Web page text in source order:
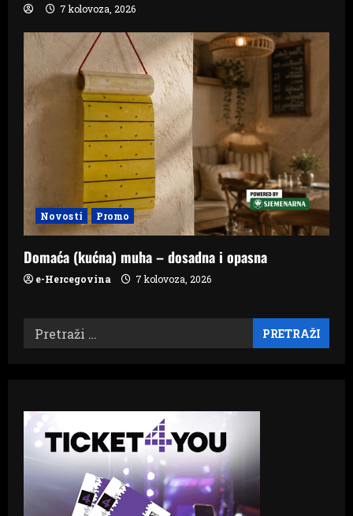
7 kolovoza, 2026
Novosti Promo
Domaća (kućna) muha – dosadna i opasna
e-Hercegovina 7 kolovoza, 2026
Pretraži: